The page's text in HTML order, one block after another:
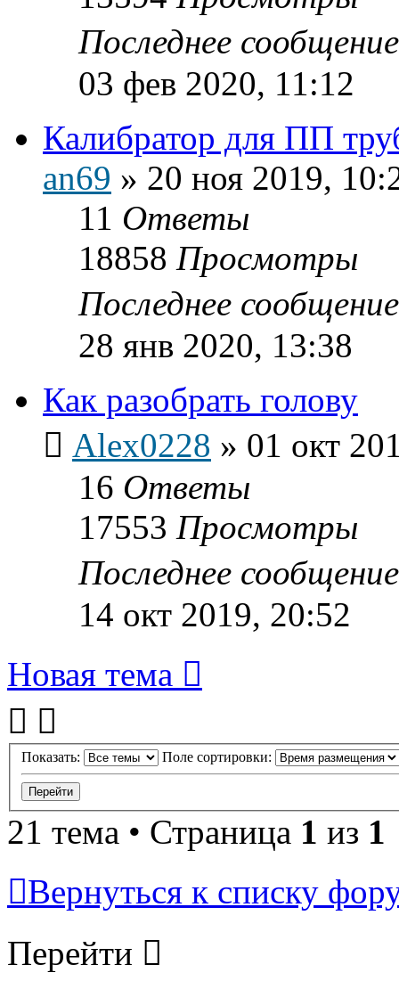
Последнее
03 фев 2020, 11:12
Калибратор для ПП
an69 » 20 ноя 2019,
11 Ответы
18858 Просмотры
Последнее
28 янв 2020, 13:38
Как разобрать голову
Alex0228 » 01 окт
16 Ответы
17553 Просмотры
Последнее
14 окт 2019, 20:52
Новая тема
Показать: Поле сортировки:
21 тема • Страница 1 из 1
Вернуться к списку
Перейти